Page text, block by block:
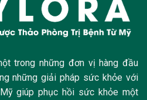
trong những đơn vị hàng đầu
những giải pháp sức khỏe với
giúp phục hồi sức khỏe một